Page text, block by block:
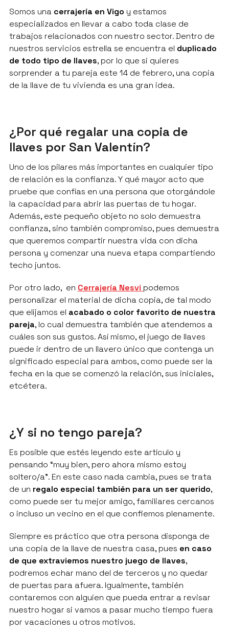
Somos una cerrajería en Vigo y estamos
especializados en llevar a cabo toda clase de
trabajos relacionados con nuestro sector. Dentro de
nuestros servicios estrella se encuentra el duplicado
de todo tipo de llaves, por lo que si quieres
sorprender a tu pareja este 14 de febrero, una copia
de la llave de tu vivienda es una gran idea.
¿Por qué regalar una copia de
llaves por San Valentín?
Uno de los pilares más importantes en cualquier tipo
de relación es la confianza. Y qué mayor acto que
pruebe que confías en una persona que otorgándole
la capacidad para abrir las puertas de tu hogar.
Además, este pequeño objeto no solo demuestra
confianza, sino también compromiso, pues demuestra
que queremos compartir nuestra vida con dicha
persona y comenzar una nueva etapa compartiendo
techo juntos.
Por otro lado, en Cerrajería Nesvi podemos
personalizar el material de dicha copia, de tal modo
que elijamos el acabado o color favorito de nuestra
pareja, lo cual demuestra también que atendemos a
cuáles son sus gustos. Así mismo, el juego de llaves
puede ir dentro de un llavero único que contenga un
significado especial para ambos, como puede ser la
fecha en la que se comenzó la relación, sus iniciales,
etcétera.
¿Y si no tengo pareja?
Es posible que estés leyendo este artículo y
pensando “muy bien, pero ahora mismo estoy
soltero/a”. En este caso nada cambia, pues se trata
de un regalo especial también para un ser querido,
como puede ser tu mejor amigo, familiares cercanos
o incluso un vecino en el que confiemos plenamente.
Siempre es práctico que otra persona disponga de
una copia de la llave de nuestra casa, pues en caso
de que extraviemos nuestro juego de llaves,
podremos echar mano del de terceros y no quedar
de puertas para afuera. Igualmente, también
contaremos con alguien que pueda entrar a revisar
nuestro hogar si vamos a pasar mucho tiempo fuera
por vacaciones u otros motivos.